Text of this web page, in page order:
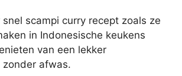
scampi curry recept zoals ze
in Indonesische keukens
van een lekker
afwas.